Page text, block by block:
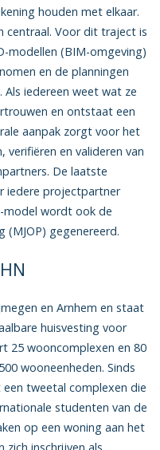
houden met elkaar.
centraal. Voor dit traject is
modellen (BIM-omgeving)
en de plan­ningen
iedereen weet wat ze
en ontstaat een
aanpak zorgt voor het
verifiëren en valideren van
De laatste
iedere projectpartner
model wordt ook de
(MJOP) gegenereerd.
en Arnhem en staat
huisvesting voor
25 wooncomplexen en 80
wooneenheden. Sinds
een tweetal complexen die
studenten van de
op een woning aan het